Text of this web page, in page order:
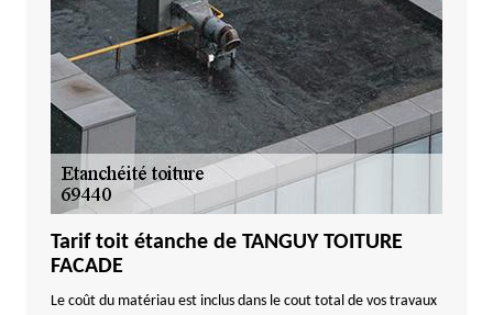
Tarif toit étanche de TANGUY TOITURE
FACADE
Le coût du matériau est inclus dans le cout total de vos travaux